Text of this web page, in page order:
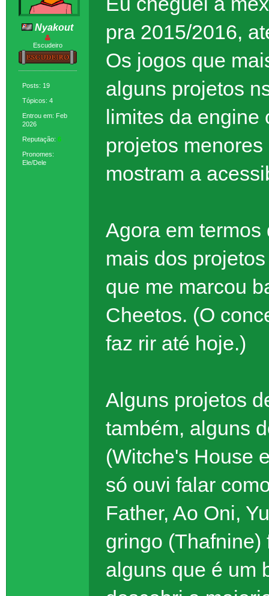
Nyakout
Escudeiro
Posts: 19
Tópicos: 4
Entrou em: Feb
2026
Reputação: 6
Pronomes:
Ele/Dele
pra 2015/2016,
Os jogos que
alguns projetos
limites da engine
projetos
mostram a
Agora em
mais dos
que me marcou
Cheetos. (O
faz rir até hoje.)
Alguns projetos
também, alguns
(Witche's House
só ouvi falar
Father, Ao Oni,
gringo
alguns que é um